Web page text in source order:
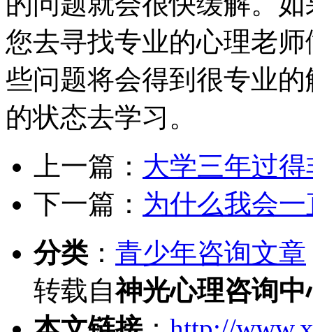
您去寻找专业的心理老
些问题将会得到很专业
的状态去学习。
上一篇： 大学三年过
下一篇： 为什么我会
分类： 青少年咨询文章
转载自神光心理咨询中